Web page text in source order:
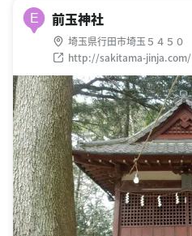
E 前玉神社
埼玉県行田市埼玉５４５０
http://sakitama-jinja.com/